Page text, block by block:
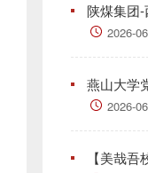
陕煤集团
2026-
燕山大学
2026-
【美哉